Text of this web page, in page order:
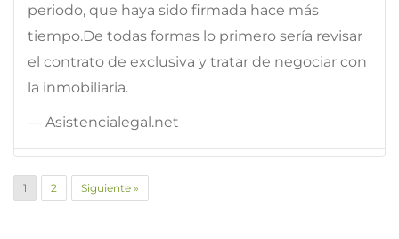
periodo, que haya sido firmada hace más
tiempo.De todas formas lo primero sería revisar
el contrato de exclusiva y tratar de negociar con
la inmobiliaria.
— Asistencialegal.net
1 2 Siguiente »